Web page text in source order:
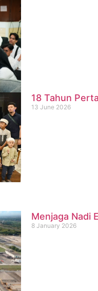
18 Tahun
13 June 2026
Menjaga Nadi
8 January 2026